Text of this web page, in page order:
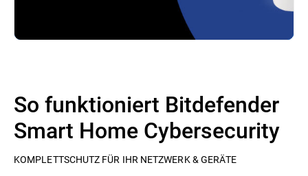
So funktioniert Bitdefender
Smart Home Cybersecurity
KOMPLETTSCHUTZ FÜR IHR NETZWERK & GERÄTE